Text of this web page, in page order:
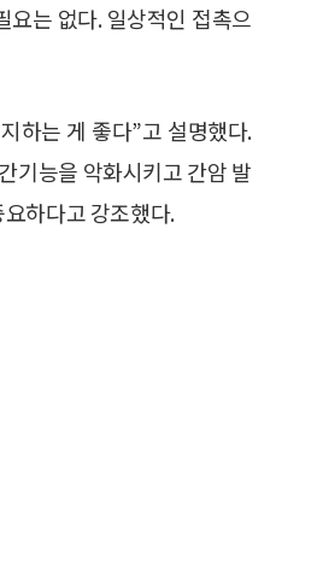
요는 없다. 일상적인 접촉으
하는 게 좋다”고 설명했다.
기능을 악화시키고 간암 발
하다고 강조했다.